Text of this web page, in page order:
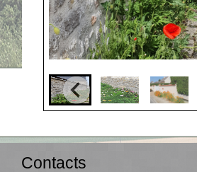
Contacts